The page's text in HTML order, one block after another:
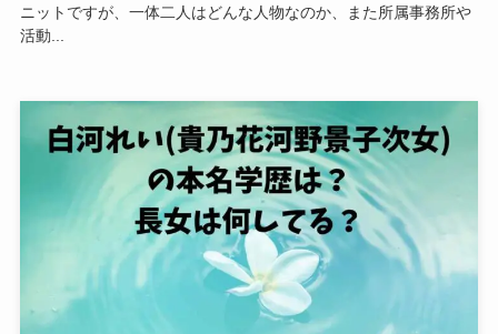
ニットですが、一体二人はどんな人物なのか、また所属事務所や
活動...